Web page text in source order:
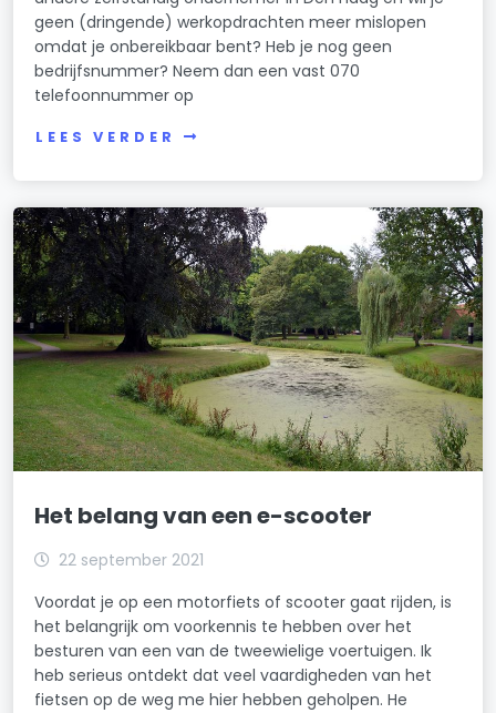
geen (dringende) werkopdrachten meer mislopen
omdat je onbereikbaar bent? Heb je nog geen
bedrijfsnummer? Neem dan een vast 070
telefoonnummer op
LEES VERDER
Het belang van een e-scooter
22 september 2021
Voordat je op een motorfiets of scooter gaat rijden, is
het belangrijk om voorkennis te hebben over het
besturen van een van de tweewielige voertuigen. Ik
heb serieus ontdekt dat veel vaardigheden van het
fietsen op de weg me hier hebben geholpen. He